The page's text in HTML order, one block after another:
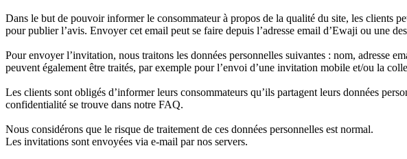
Dans le but de pouvoir informer le consommateur à propos de la qualité du site, les clients
pour publier l’avis. Envoyer cet email peut se faire depuis l’adresse email d’Ewaji ou une
Pour envoyer l’invitation, nous traitons les données personnelles suivantes : nom, adresse
peuvent également être traités, par exemple pour l’envoi d’une invitation mobile et/ou la
Les clients sont obligés d’informer leurs consommateurs qu’ils partagent leurs données
confidentialité se trouve dans notre FAQ.
Nous considérons que le risque de traitement de ces données personnelles est normal.
Les invitations sont envoyées via e-mail par nos servers.